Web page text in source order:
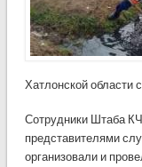
Хатлонской области
Сотрудники Штаба
представителями
организовали и